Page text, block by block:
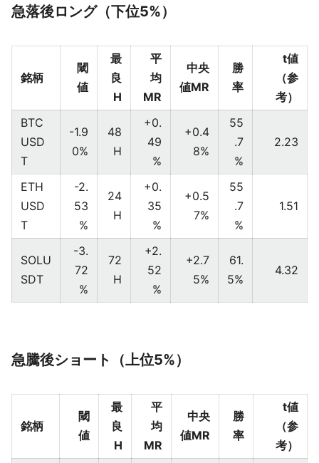
急落後ロング（下位5%）
銘柄
閾
値
最
良
H
平
均
MR
中央
値MR
勝
率
t値
（参
考）
BTC
USD
T
-1.9
0%
48
H
+0.
49
%
+0.4
8%
55
.7
%
2.23
ETH
USD
T
-2.
53
%
24
H
+0.
35
%
+0.5
7%
55
.7
%
1.51
SOLU
SDT
-3.
72
%
72
H
+2.
52
%
+2.7
5%
61.
5%
4.32
急騰後ショート（上位5%）
銘柄
閾
値
最
良
H
平
均
MR
中央
値MR
勝
率
t値
（参
考）